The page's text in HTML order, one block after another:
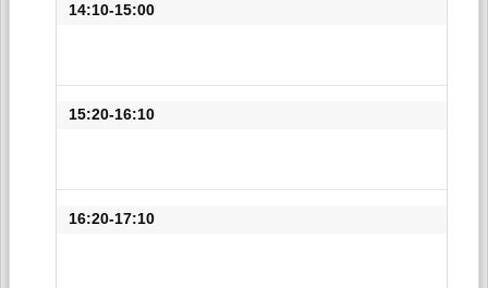
14:10-15:00
15:20-16:10
16:20-17:10